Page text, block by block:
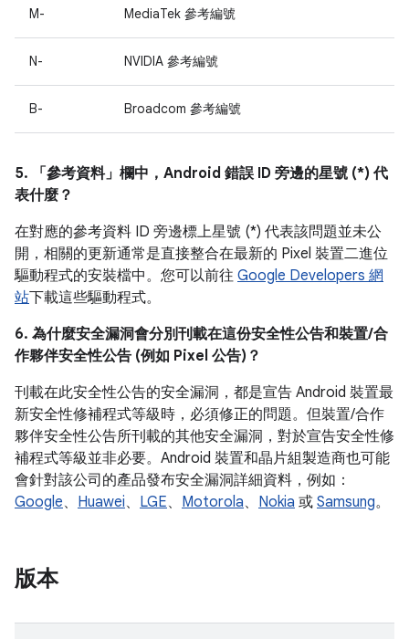
M- MediaTek 參考編號
N- NVIDIA 參考編號
B- Broadcom 參考編號
5. 「參考資料」 欄中，Android 錯誤 ID 旁邊的星號 (*) 代
表什麼？
在對應的參考資料 ID 旁邊標上星號 (*) 代表該問題並未公
開，相關的更新通常是直接整合在最新的 Pixel 裝置二進位
驅動程式的安裝檔中。您可以前往 Google Developers 網
站下載這些驅動程式。
6. 為什麼安全漏洞會分別刊載在這份安全性公告和裝置/合
作夥伴安全性公告 (例如 Pixel 公告)？
刊載在此安全性公告的安全漏洞，都是宣告 Android 裝置最
新安全性修補程式等級時，必須修正的問題。但裝置/合作
夥伴安全性公告所刊載的其他安全漏洞，對於宣告安全性修
補程式等級並非必要。Android 裝置和晶片組製造商也可能
會針對該公司的產品發布安全漏洞詳細資料，例如：
Google、 Huawei、 LGE、 Motorola、 Nokia 或 Samsung。
版本